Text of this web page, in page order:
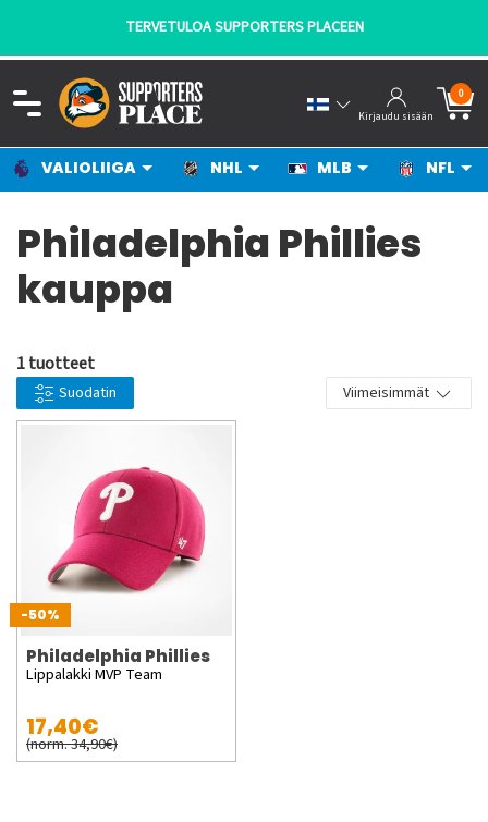
TERVETULOA SUPPORTERS PLACEEN
Kirjaudu sisään
0
VALIOLIIGA NHL MLB NFL
Philadelphia Phillies
kauppa
1 tuotteet
Suodatin Viimeisimmät
-50%
Philadelphia Phillies
Lippalakki MVP Team
17,40€
(norm. 34,90€)